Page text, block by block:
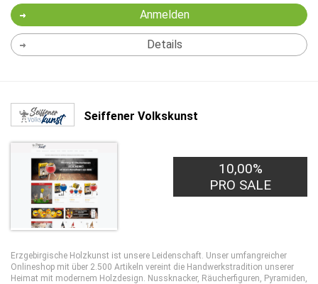
Anmelden
Details
Seiffener Volkskunst
10,00%
PRO SALE
Erzgebirgische Holzkunst ist unsere Leidenschaft. Unser umfangreicher
Onlineshop mit über 2.500 Artikeln vereint die Handwerkstradition unserer
Heimat mit modernem Holzdesign. Nussknacker, Räucherfiguren, Pyramiden,